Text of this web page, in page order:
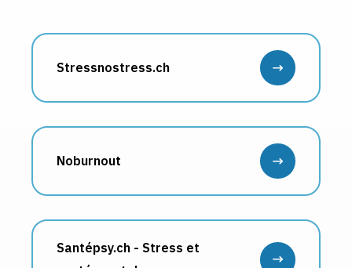
Stressnostress.ch
Noburnout
Santépsy.ch - Stress et